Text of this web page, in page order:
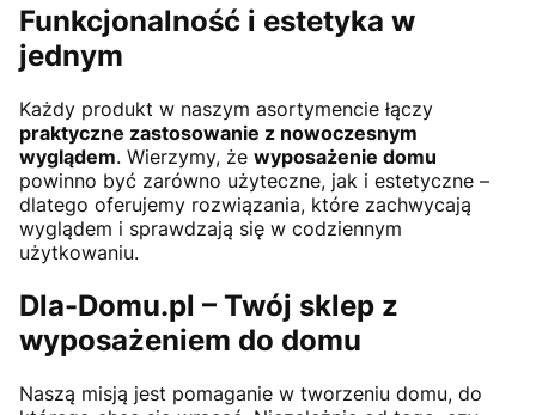
Funkcjonalność i estetyka w
jednym
Każdy produkt w naszym asortymencie łączy
praktyczne zastosowanie z nowoczesnym
wyglądem. Wierzymy, że wyposażenie domu
powinno być zarówno użyteczne, jak i estetyczne –
dlatego oferujemy rozwiązania, które zachwycają
wyglądem i sprawdzają się w codziennym
użytkowaniu.
Dla-Domu.pl – Twój sklep z
wyposażeniem do domu
Naszą misją jest pomaganie w tworzeniu domu, do